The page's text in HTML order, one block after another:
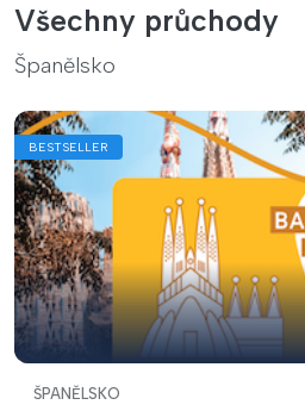
Všechny průchody
Španělsko
BESTSELLER
ŠPANĚLSKO